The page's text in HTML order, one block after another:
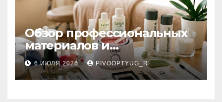
Обзор профессиональных
материалов и
инструментов для
маникюра, депиляции,
наращивания ресниц и
6 ИЮЛЯ 2026 PIVOOPTYUG_R